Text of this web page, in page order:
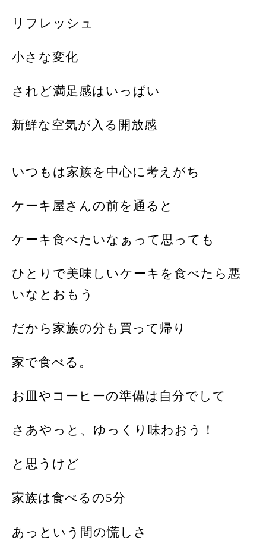
リフレッシュ
小さな変化
されど満足感はいっぱい
新鮮な空気が入る開放感
いつもは家族を中心に考えがち
ケーキ屋さんの前を通ると
ケーキ食べたいなぁって思っても
ひとりで美味しいケーキを食べたら悪
いなとおもう
だから家族の分も買って帰り
家で食べる。
お皿やコーヒーの準備は自分でして
さあやっと、ゆっくり味わおう！
と思うけど
家族は食べるの5分
あっという間の慌しさ